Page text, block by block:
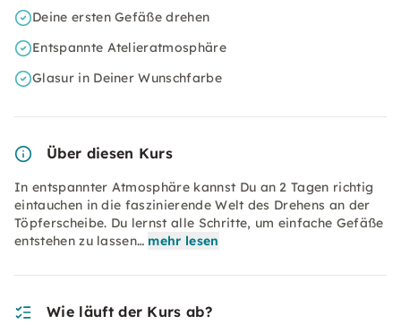
Deine ersten Gefäße drehen
Entspannte Atelieratmosphäre
Glasur in Deiner Wunschfarbe
Über diesen Kurs
In entspannter Atmosphäre kannst Du an 2 Tagen richtig
eintauchen in die faszinierende Welt des Drehens an der
Töpferscheibe. Du lernst alle Schritte, um einfache Gefäße
entstehen zu lassen… mehr lesen
Wie läuft der Kurs ab?